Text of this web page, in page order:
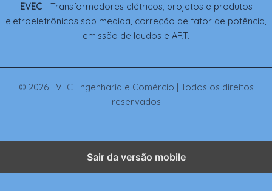
EVEC- Transformadores elétricos, projetos e produtos
eletroeletrônicos sob medida, correção de fator de potência,
emissão de laudos e ART.
© 2026 EVEC Engenharia e Comércio | Todos os direitos
reservados
Sair da versão mobile